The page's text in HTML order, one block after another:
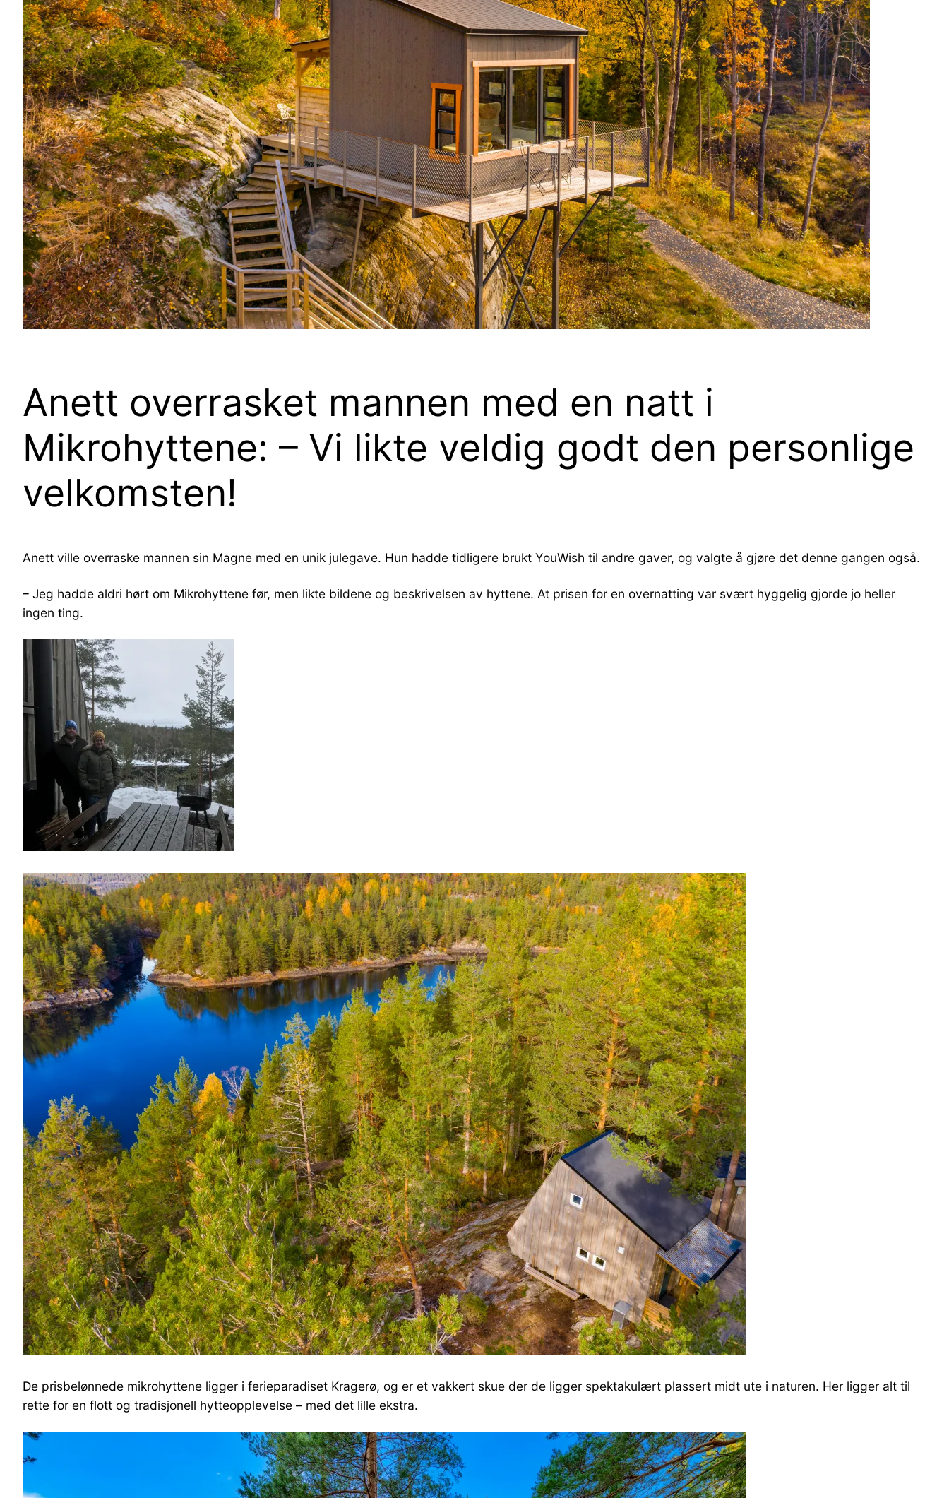
Anett overrasket mannen med en natt i
Mikrohyttene: – Vi likte veldig godt den personlige
velkomsten!
Anett ville overraske mannen sin Magne med en unik julegave. Hun hadde tidligere brukt YouWish til andre gaver, og valgte å gjøre det denne gangen også.
– Jeg hadde aldri hørt om Mikrohyttene før, men likte bildene og beskrivelsen av hyttene. At prisen for en overnatting var svært hyggelig gjorde jo heller
ingen ting.
De prisbelønnede mikrohyttene ligger i ferieparadiset Kragerø, og er et vakkert skue der de ligger spektakulært plassert midt ute i naturen. Her ligger alt til
rette for en flott og tradisjonell hytteopplevelse – med det lille ekstra.